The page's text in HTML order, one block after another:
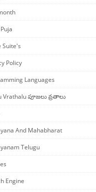
Suite's
Policy
Languages
Vrathalu పూజలు వ్రతాలు
And Mahabharat
Telugu
Engine